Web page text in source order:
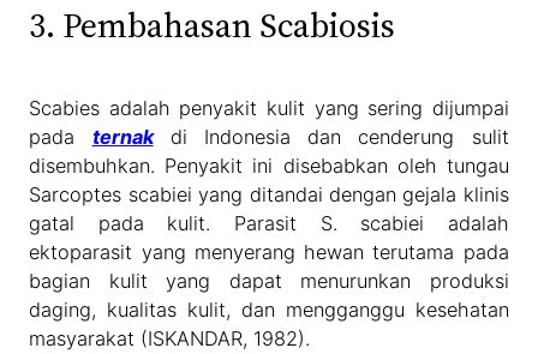
3. Pembahasan Scabiosis
Scabies adalah penyakit kulit yang sering dijumpai
pada ternakdi Indonesia dan cenderung sulit
disembuhkan. Penyakit ini disebabkan oleh tungau
Sarcoptes scabiei yang ditandai dengan gejala klinis
gatal pada kulit. Parasit S. scabiei adalah
ektoparasit yang menyerang hewan terutama pada
bagian kulit yang dapat menurunkan produksi
daging, kualitas kulit, dan mengganggu kesehatan
masyarakat (ISKANDAR, 1982).